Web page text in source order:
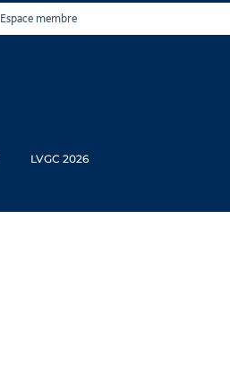
Espace membre
LVGC 2026